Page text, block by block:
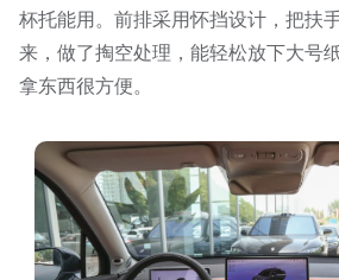
杯托能用。前排采用怀挡设计，把扶
来，做了掏空处理，能轻松放下大号
拿东西很方便。